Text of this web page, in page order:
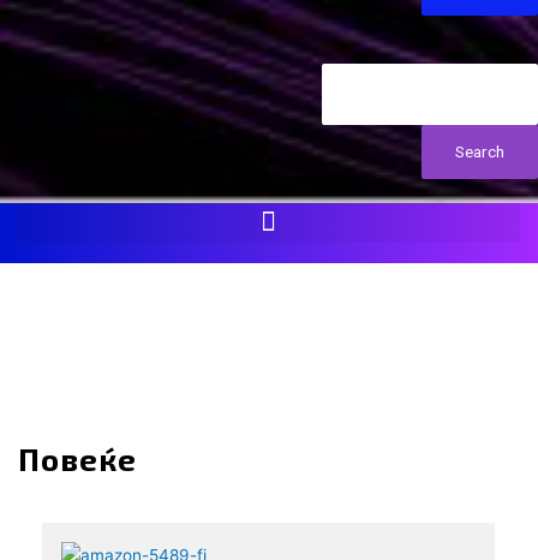
Search
Повеќе